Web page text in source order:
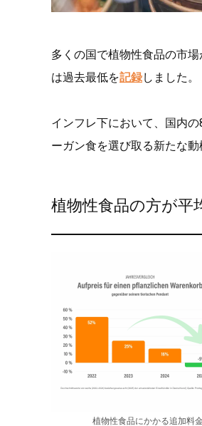
多くの国で植物性食品の市
は過去最低を記録しました。
インフレ下において、国内
ーガン食を選び取る新たな動
植物性食品の方が平
植物性食品にかかる追加料